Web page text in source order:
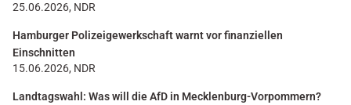
25.06.2026, NDR
Hamburger Polizeigewerkschaft warnt vor finanziellen
Einschnitten
15.06.2026, NDR
Landtagswahl: Was will die AfD in Mecklenburg-Vorpommern?